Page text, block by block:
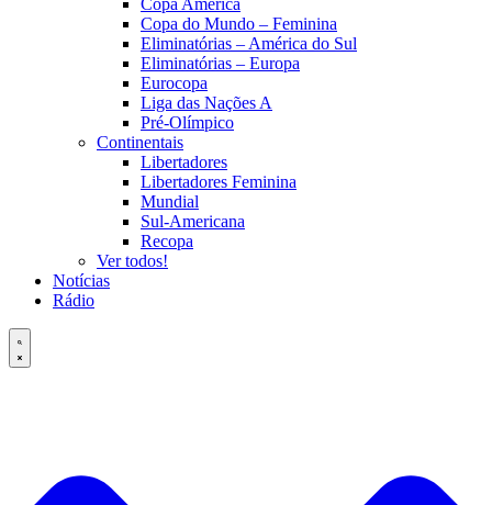
Copa do Mundo – Feminina
Eliminatórias – América do Sul
Eliminatórias – Europa
Eurocopa
Liga das Nações A
Pré-Olímpico
Continentais
Libertadores
Libertadores Feminina
Mundial
Sul-Americana
Recopa
Ver todos!
Notícias
Rádio